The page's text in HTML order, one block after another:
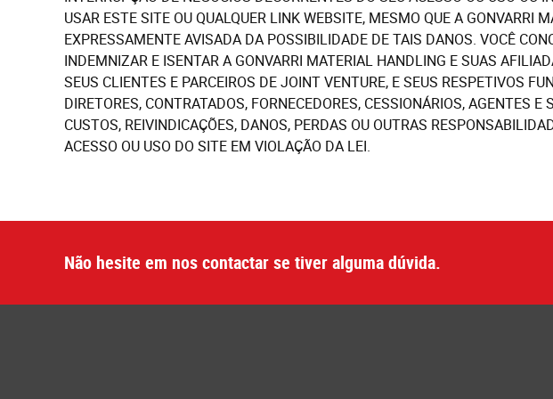
USAR ESTE SITE OU QUALQUER LINK WEBSITE, MESMO QUE A GONVARRI
EXPRESSAMENTE AVISADA DA POSSIBILIDADE DE TAIS DANOS. VOCÊ
INDEMNIZAR E ISENTAR A GONVARRI MATERIAL HANDLING E SUAS
SEUS CLIENTES E PARCEIROS DE JOINT VENTURE, E SEUS RESPETIVOS
DIRETORES, CONTRATADOS, FORNECEDORES, CESSIONÁRIOS, AGENTES E
CUSTOS, REIVINDICAÇÕES, DANOS, PERDAS OU OUTRAS
ACESSO OU USO DO SITE EM VIOLAÇÃO DA LEI.
Não hesite em nos contactar se tiver alguma dúvida.